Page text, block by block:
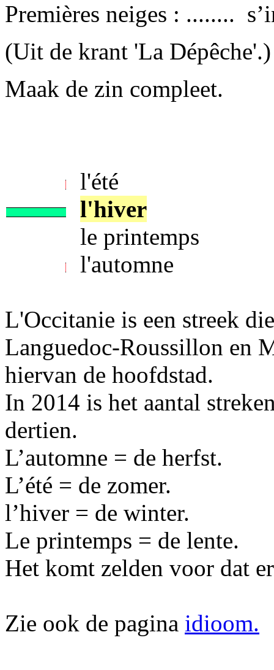
Premières neiges : ........
(Uit de krant 'La Dépêche'.)
Maak de zin compleet.
l'été
l'hiver
le printemps
l'automne
L'Occitanie is een streek
Languedoc-Roussillon en
hiervan de hoofdstad.
In 2014 is het aantal
dertien.
L’automne = de herfst.
L’été = de zomer.
l’hiver = de winter.
Le printemps = de lente.
Het komt zelden voor dat
Zie ook de pagina idioom.